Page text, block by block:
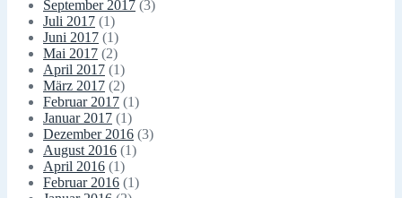
September 2017 (3)
Juli 2017 (1)
Juni 2017 (1)
Mai 2017 (2)
April 2017 (1)
März 2017 (2)
Februar 2017 (1)
Januar 2017 (1)
Dezember 2016 (3)
August 2016 (1)
April 2016 (1)
Februar 2016 (1)